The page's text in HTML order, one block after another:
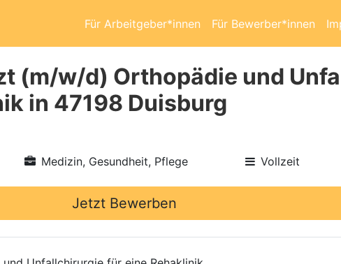
Für Arbeitgeber*innen Für Bewerber*innen
(m/w/d) Orthopädie und
in 47198 Duisburg
Medizin, Gesundheit, Pflege Vollzeit
Jetzt Bewerben